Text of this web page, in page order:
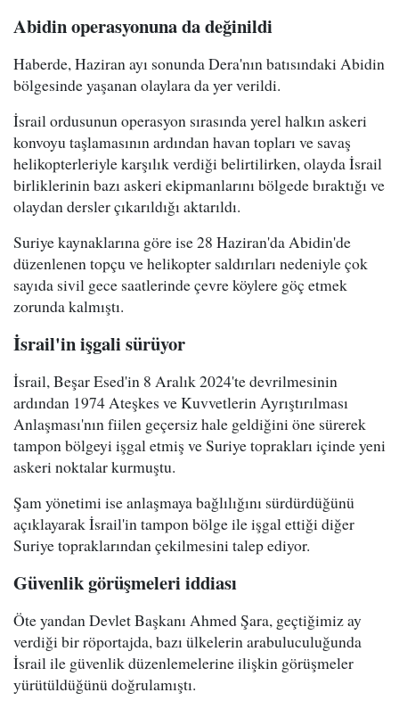
Abidin operasyonuna da değinildi
Haberde, Haziran ayı sonunda Dera'nın batısındaki Abidin
bölgesinde yaşanan olaylara da yer verildi.
İsrail ordusunun operasyon sırasında yerel halkın askeri
konvoyu taşlamasının ardından havan topları ve savaş
helikopterleriyle karşılık verdiği belirtilirken, olayda İsrail
birliklerinin bazı askeri ekipmanlarını bölgede bıraktığı ve
olaydan dersler çıkarıldığı aktarıldı.
Suriye kaynaklarına göre ise 28 Haziran'da Abidin'de
düzenlenen topçu ve helikopter saldırıları nedeniyle çok
sayıda sivil gece saatlerinde çevre köylere göç etmek
zorunda kalmıştı.
İsrail'in işgali sürüyor
İsrail, Beşar Esed'in 8 Aralık 2024'te devrilmesinin
ardından 1974 Ateşkes ve Kuvvetlerin Ayrıştırılması
Anlaşması'nın fiilen geçersiz hale geldiğini öne sürerek
tampon bölgeyi işgal etmiş ve Suriye toprakları içinde yeni
askeri noktalar kurmuştu.
Şam yönetimi ise anlaşmaya bağlılığını sürdürdüğünü
açıklayarak İsrail'in tampon bölge ile işgal ettiği diğer
Suriye topraklarından çekilmesini talep ediyor.
Güvenlik görüşmeleri iddiası
Öte yandan Devlet Başkanı Ahmed Şara, geçtiğimiz ay
verdiği bir röportajda, bazı ülkelerin arabuluculuğunda
İsrail ile güvenlik düzenlemelerine ilişkin görüşmeler
yürütüldüğünü doğrulamıştı.